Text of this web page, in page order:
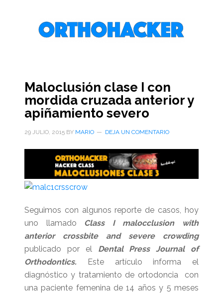
Maloclusión clase I con
mordida cruzada anterior y
apiñamiento severo
29 JULIO, 2015BY MARIO DEJA UN COMENTARIO
Seguimos con algunos reporte de casos, hoy
uno llamado Class I malocclusion with
anterior crossbite and severe crowding
publicado por el Dental Press Journal of
Orthodontics.
Este artículo informa el
diagnóstico y tratamiento de ortodoncia con
una paciente femenina de 14 años y 5 meses